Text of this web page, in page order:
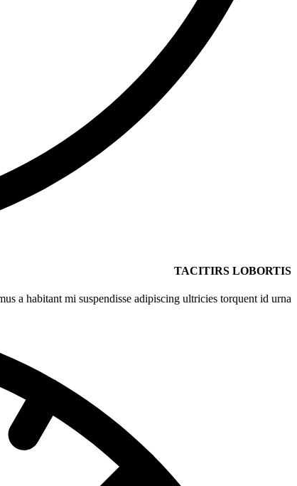
TACITIRS LOBORTIS
a habitant mi suspendisse adipiscing ultricies torquent id urna.